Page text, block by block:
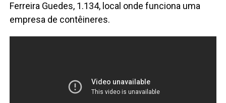
Ferreira Guedes, 1.134, local onde funciona uma
empresa de contêineres.